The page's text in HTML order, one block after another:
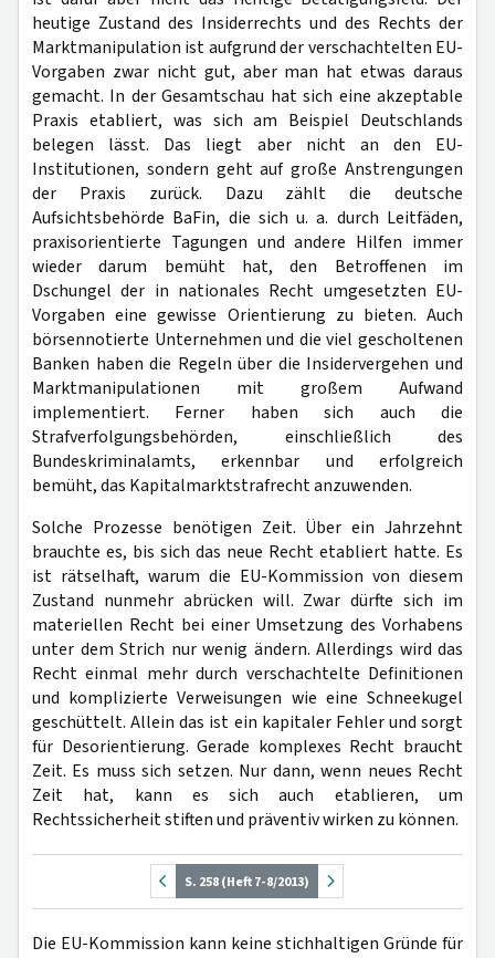
heutige Zustand des Insiderrechts und des Rechts der
Marktmanipulation ist aufgrund der verschachtelten EU-
Vorgaben zwar nicht gut, aber man hat etwas daraus
gemacht. In der Gesamtschau hat sich eine akzeptable
Praxis etabliert, was sich am Beispiel Deutschlands
belegen lässt. Das liegt aber nicht an den EU-
Institutionen, sondern geht auf große Anstrengungen
der Praxis zurück. Dazu zählt die deutsche
Aufsichtsbehörde BaFin, die sich u. a. durch Leitfäden,
praxisorientierte Tagungen und andere Hilfen immer
wieder darum bemüht hat, den Betroffenen im
Dschungel der in nationales Recht umgesetzten EU-
Vorgaben eine gewisse Orientierung zu bieten. Auch
börsennotierte Unternehmen und die viel gescholtenen
Banken haben die Regeln über die Insidervergehen und
Marktmanipulationen mit großem Aufwand
implementiert. Ferner haben sich auch die
Strafverfolgungsbehörden, einschließlich des
Bundeskriminalamts, erkennbar und erfolgreich
bemüht, das Kapitalmarktstrafrecht anzuwenden.
Solche Prozesse benötigen Zeit. Über ein Jahrzehnt
brauchte es, bis sich das neue Recht etabliert hatte. Es
ist rätselhaft, warum die EU-Kommission von diesem
Zustand nunmehr ab­rücken will. Zwar dürfte sich im
materiellen Recht bei einer Umsetzung des Vorhabens
unter dem Strich nur wenig ändern. Allerdings wird das
Recht einmal mehr durch verschachtelte Definitionen
und komplizierte Verweisungen wie eine Schneekugel
geschüttelt. Allein das ist ein kapitaler Fehler und sorgt
für Desorientierung. Gerade komplexes Recht braucht
Zeit. Es muss sich setzen. Nur dann, wenn neues Recht
Zeit hat, kann es sich auch etablieren, um
Rechtssicherheit stiften und präventiv wirken zu können.
S. 258 (Heft 7-8/2013)
Die EU-Kommission kann keine stichhaltigen Gründe für